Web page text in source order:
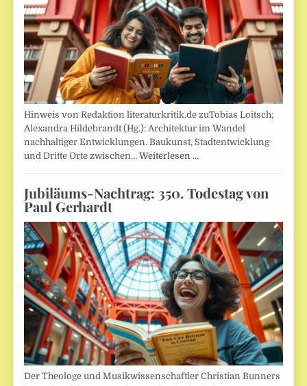
Hinweis von Redaktion literaturkritik.de zuTobias Loitsch;
Alexandra Hildebrandt (Hg.): Architektur im Wandel
nachhaltiger Entwicklungen. Baukunst, Stadtentwicklung
und Dritte Orte zwischen…Weiterlesen …
Jubiläums-Nachtrag: 350. Todestag von
Paul Gerhardt
Der Theologe und Musikwissenschaftler Christian Bunners